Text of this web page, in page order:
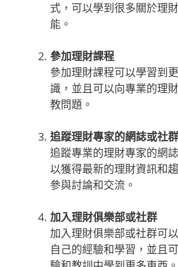
式，可以學到很多關於理
能。
參加理財課程
參加理財課程可以學習到
識，並且可以向專業的理
教問題。
追蹤理財專家的網誌或社
追蹤專業的理財專家的網
以獲得最新的理財資訊和
參與討論和交流。
加入理財俱樂部或社群
加入理財俱樂部或社群可
自己的經驗和學習，並且